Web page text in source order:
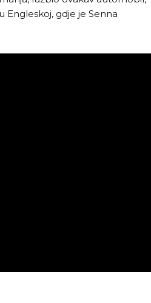
Engleskoj, gdje je Senna